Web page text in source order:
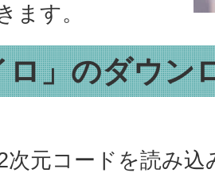
ます。
ロ」のダウン
次元コードを読み